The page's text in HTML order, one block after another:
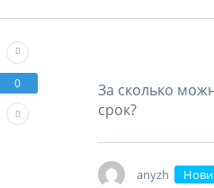
0
За сколько
срок?
anyzh